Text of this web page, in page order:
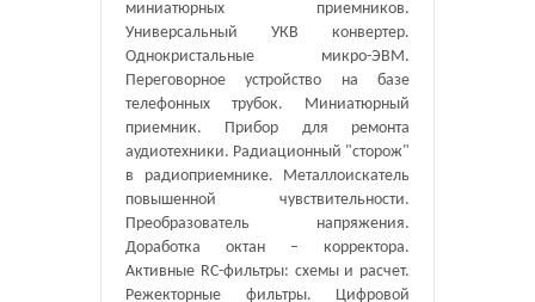
миниатюрных приемников.
Универсальный УКВ конвертер.
Однокристальные микро-ЭВМ.
Переговорное устройство на базе
телефонных трубок. Миниатюрный
приемник. Прибор для ремонта
аудиотехники. Радиационный "сторож"
в радиоприемнике. Металлоискатель
повышенной чувствительности.
Преобразователь напряжения.
Доработка октан – корректора.
Активные RC-фильтры: схемы и расчет.
Режекторные фильтры. Цифровой